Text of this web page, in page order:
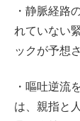
・静脈経路
れていない
ックが予想
・嘔吐逆流
は、親指と